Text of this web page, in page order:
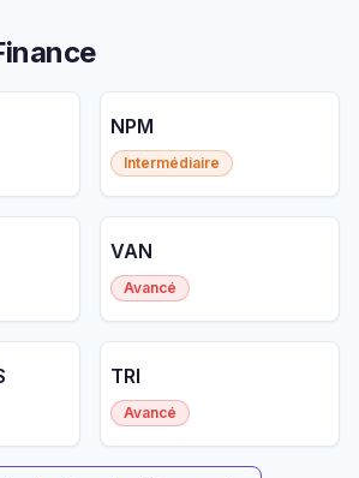
NPM
Intermédiaire
VAN
Avancé
TRI
Avancé